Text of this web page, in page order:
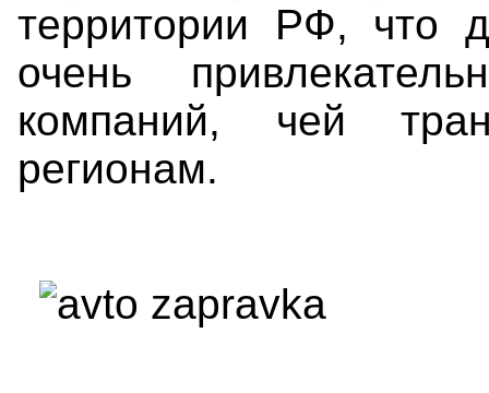
территории РФ, что
очень
компаний, чей
регионам.